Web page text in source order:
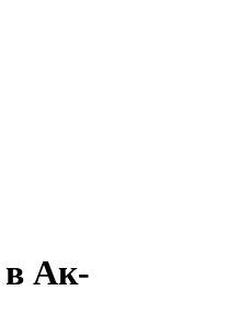
в Ак-